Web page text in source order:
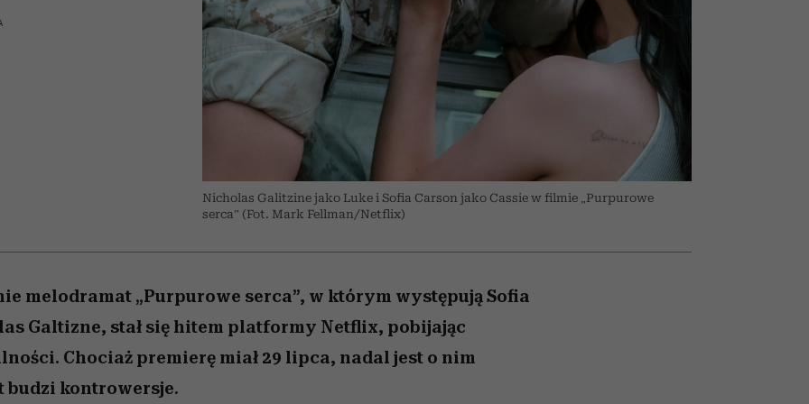
najbardziej pożądane
ubrania i marki sezonu
Nicholas Galitzine jako Luke i Sofia Carson jako Cassie w filmie „Purpurowe
serca” (Fot. Mark Fellman/Netflix)
melodramat „Purpurowe serca”, w którym występują Sofia
Galtizne, stał się hitem platformy Netflix, pobijając
Chociaż premierę miał 29 lipca, nadal jest o nim
budzi kontrowersje.